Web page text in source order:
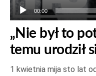
00:00
„Nie był to
temu urodził
1 kwietnia mija sto lat